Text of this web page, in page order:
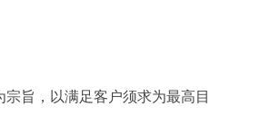
旨，以满足客户须求为最高目